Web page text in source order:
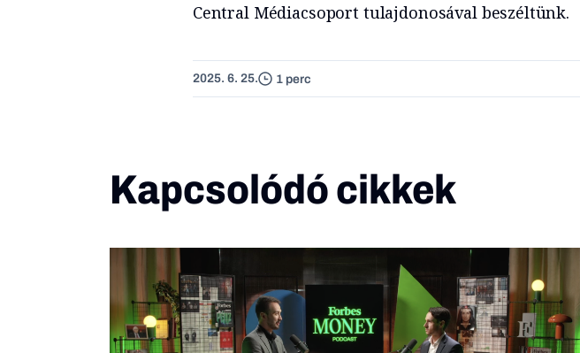
Central Médiacsoport tulajdonosával beszéltünk.
2025. 6. 25. 1 perc
Kapcsolódó cikkek